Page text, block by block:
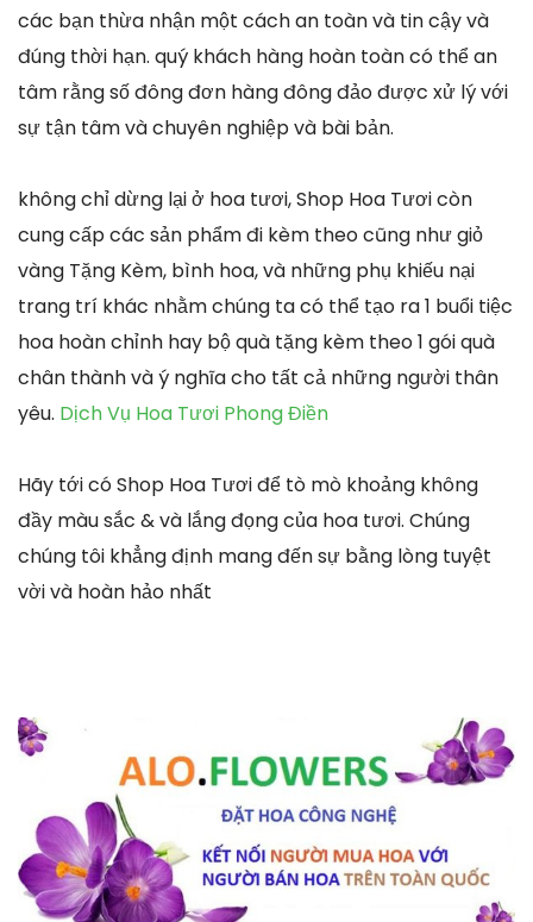
các bạn thừa nhận một cách an toàn và tin cậy và
đúng thời hạn. quý khách hàng hoàn toàn có thể an
tâm rằng số đông đơn hàng đông đảo được xử lý với
sự tận tâm và chuyên nghiệp và bài bản.
không chỉ dừng lại ở hoa tươi, Shop Hoa Tươi còn
cung cấp các sản phẩm đi kèm theo cũng như giỏ
vàng Tặng Kèm, bình hoa, và những phụ khiếu nại
trang trí khác nhằm chúng ta có thể tạo ra 1 buổi tiệc
hoa hoàn chỉnh hay bộ quà tặng kèm theo 1 gói quà
chân thành và ý nghĩa cho tất cả những người thân
yêu. Dịch Vụ Hoa Tươi Phong Điền
Hãy tới có Shop Hoa Tươi để tò mò khoảng không
đầy màu sắc & và lắng đọng của hoa tươi. Chúng
chúng tôi khẳng định mang đến sự bằng lòng tuyệt
vời và hoàn hảo nhất